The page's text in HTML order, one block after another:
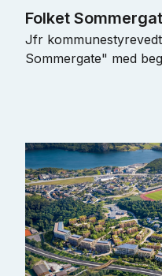
Folket
Jfr
Sommergate" med